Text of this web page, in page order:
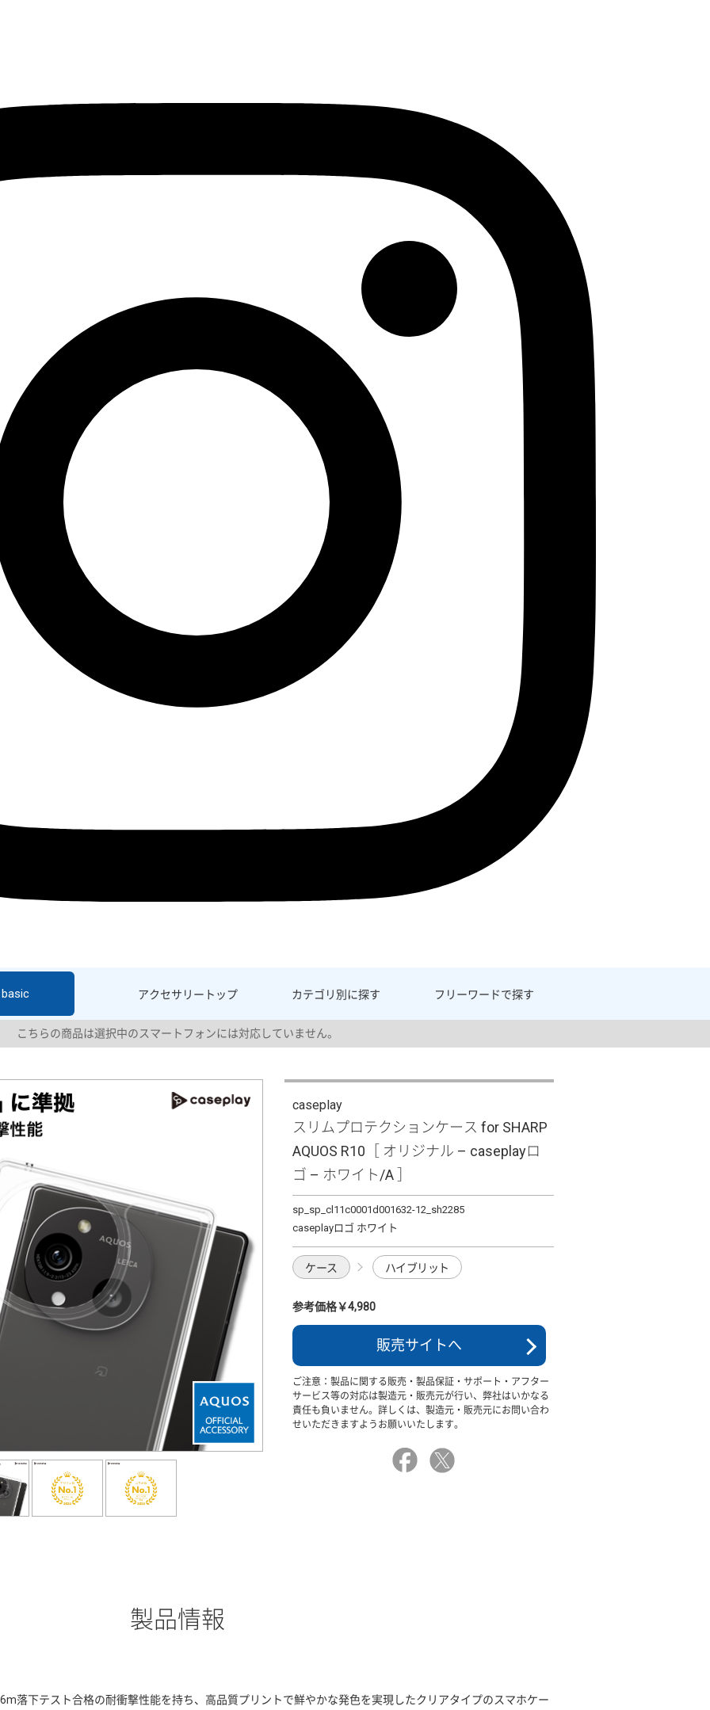
アクセサリー トップ カテゴリ別に探す フリーワードで探す
basic
こちらの商品は選択中のスマートフォンには対応していません。
caseplay
スリムプロテクションケース for SHARP
AQUOS R10［ オリジナル – caseplayロ
ゴ – ホワイト/A ］
sp_sp_cl11c0001d001632-12_sh2285
caseplayロゴ ホワイト
ケース ハイブリット
参考価格￥4,980
販売サイトへ
ご注意：製品に関する販売・製品保証・サポート・アフター
サービス等の対応は製造元・販売元が行い、弊社はいかなる
責任も負いません。詳しくは、製造元・販売元にお問い合わ
せいただきますようお願いいたします。
製品情報
落下テスト合格の耐衝撃性能を持ち、高品質プリントで鮮やかな発色を実現したクリアタイプのスマホケー